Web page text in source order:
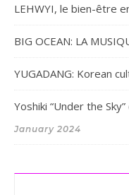
LEHWYI, le bien-être
BIG OCEAN: LA
YUGADANG: Korean
Yoshiki “Under the
January 2024